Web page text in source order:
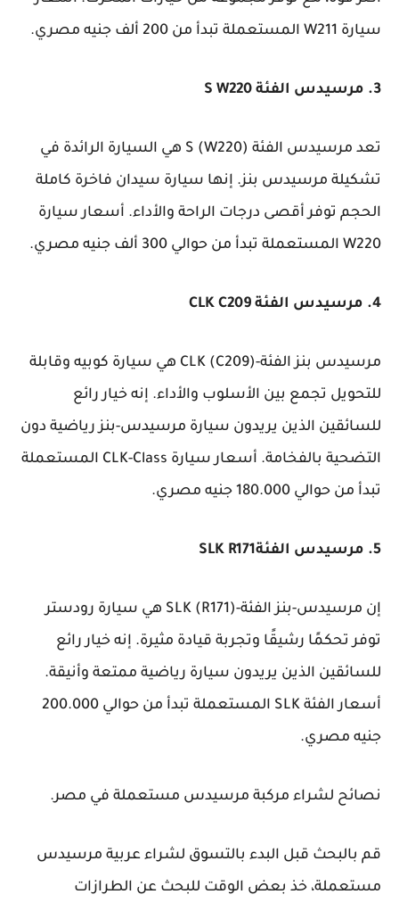
سيارة W211 المستعملة تبدأ من 200 ألف جنيه مصري.
3. مرسيدس الفئة S W220
تعد مرسيدس الفئة S (W220) هي السيارة الرائدة في
تشكيلة مرسيدس بنز. إنها سيارة سيدان فاخرة كاملة
الحجم توفر أقصى درجات الراحة والأداء. أسعار سيارة
W220 المستعملة تبدأ من حوالي 300 ألف جنيه مصري.
4. مرسيدس الفئة CLK C209
مرسيدس بنز الفئة-CLK (C209) هي سيارة كوبيه وقابلة
للتحويل تجمع بين الأسلوب والأداء. إنه خيار رائع
للسائقين الذين يريدون سيارة مرسيدس-بنز رياضية دون
التضحية بالفخامة. أسعار سيارة CLK-Class المستعملة
تبدأ من حوالي 180.000 جنيه مصري.
5. مرسيدس الفئةSLK R171
إن مرسيدس-بنز الفئة-SLK (R171) هي سيارة رودستر
توفر تحكمًا رشيقًا وتجربة قيادة مثيرة. إنه خيار رائع
للسائقين الذين يريدون سيارة رياضية ممتعة وأنيقة.
أسعار الفئة SLK المستعملة تبدأ من حوالي 200.000
جنيه مصري.
نصائح لشراء مركبة مرسيدس مستعملة في مصر.
قم بالبحث قبل البدء بالتسوق لشراء عربية مرسيدس
مستعملة، خذ بعض الوقت للبحث عن الطرازات